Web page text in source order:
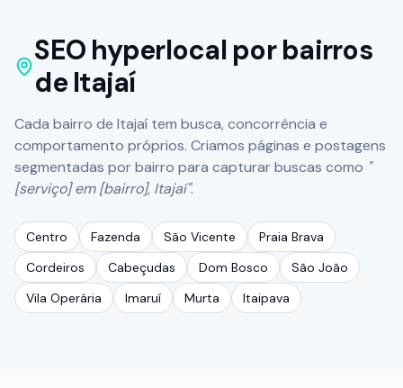
SEO hyperlocal por bairros
de Itajaí
Cada bairro de Itajaí tem busca, concorrência e
comportamento próprios. Criamos páginas e postagens
segmentadas por bairro para capturar buscas como "
[serviço] em [bairro], Itajaí".
Centro Fazenda São Vicente
Praia Brava
Cordeiros
Cabeçudas Dom Bosco
São João
Vila Operária
Imaruí Murta Itaipava